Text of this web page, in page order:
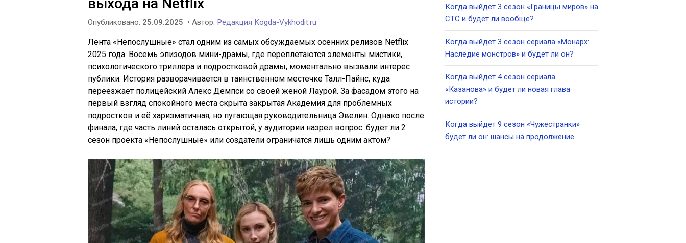
Опубликовано: 25.09.2025 • Автор: Редакция Kogda-Vykhodit.ru
Лента «Непослушные» стал одним из самых обсуждаемых осенних релизов Netflix
2025 года. Восемь эпизодов мини-драмы, где переплетаются элементы мистики,
психологического триллера и подростковой драмы, моментально вызвали интерес
публики. История разворачивается в таинственном местечке Талл-Пайнс, куда
переезжает полицейский Алекс Демпси со своей женой Лаурой. За фасадом этого на
первый взгляд спокойного места скрыта закрытая Академия для проблемных
подростков и её харизматичная, но пугающая руководительница Эвелин. Однако после
финала, где часть линий осталась открытой, у аудитории назрел вопрос: будет ли 2
сезон проекта «Непослушные» или создатели ограничатся лишь одним актом?
Когда выйдет 3 сезон «Границы миров» на
СТС и будет ли вообще?
Когда выйдет 3 сезон сериала «Монарх:
Наследие монстров» и будет ли он?
Когда выйдет 4 сезон сериала
«Казанова» и будет ли новая глава
истории?
Когда выйдет 9 сезон «Чужестранки»
будет ли он: шансы на продолжение